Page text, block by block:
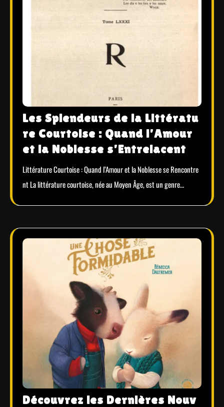
Les Splendeurs de la Littératu
re Courtoise : Quand l’Amour
et la Noblesse s’Entrelacent
Littérature Courtoise : Quand l’Amour et la Noblesse se Rencontre
nt La littérature courtoise, née au Moyen Âge, est un genre…
Découvrez les Dernières Nouv